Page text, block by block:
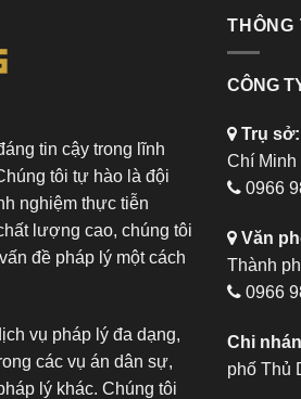
tin cậy trong lĩnh
tôi tự hào là đội
nghiệm thực tiễn
lượng cao, chúng tôi
đề pháp lý một cách
vụ pháp lý đa dạng,
các vụ án dân sự,
lý khác. Chúng tôi
THÔNG
CÔNG
Trụ sở:
Chí Minh
0966
Văn
Thành
0966
Chi
phố Thủ